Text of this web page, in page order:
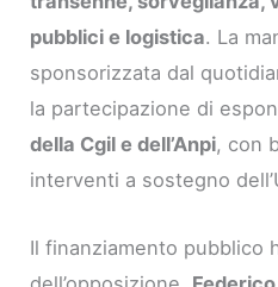
pubblici e logistica. La
sponsorizzata dal
la partecipazione di
della Cgil e dell’Anpi, con
interventi a sostegno
Il finanziamento pubblico